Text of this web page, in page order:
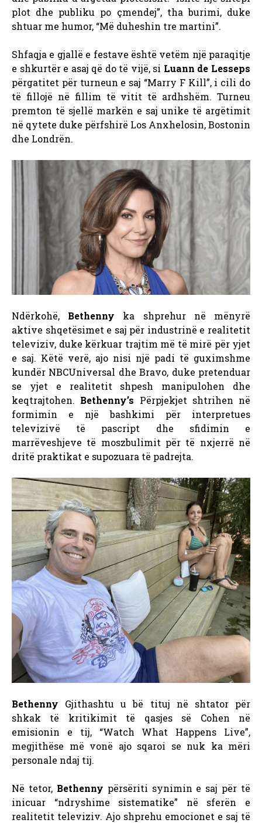
plot dhe publiku po çmendej”, tha burimi, duke
shtuar me humor, “Më duheshin tre martini”.
Shfaqja e gjallë e festave është vetëm një paraqitje
e shkurtër e asaj që do të vijë, si Luann de Lesseps
përgatitet për turneun e saj “Marry F Kill”, i cili do
të fillojë në fillim të vitit të ardhshëm. Turneu
premton të sjellë markën e saj unike të argëtimit
në qytete duke përfshirë Los Anxhelosin, Bostonin
dhe Londrën.
Ndërkohë, Bethenny ka shprehur në mënyrë
aktive shqetësimet e saj për industrinë e realitetit
televiziv, duke kërkuar trajtim më të mirë për yjet
e saj. Këtë verë, ajo nisi një padi të guximshme
kundër NBCUniversal dhe Bravo, duke pretenduar
se yjet e realitetit shpesh manipulohen dhe
keqtrajtohen. Bethenny’s Përpjekjet shtrihen në
formimin e një bashkimi për interpretues
televizivë të pascript dhe sfidimin e
marrëveshjeve të moszbulimit për të nxjerrë në
dritë praktikat e supozuara të padrejta.
Bethenny Gjithashtu u bë tituj në shtator për
shkak të kritikimit të qasjes së Cohen në
emisionin e tij, “Watch What Happens Live”,
megjithëse më vonë ajo sqaroi se nuk ka mëri
personale ndaj tij.
Në tetor, Bethenny përsëriti synimin e saj për të
inicuar “ndryshime sistematike” në sferën e
realitetit televiziv. Ajo shprehu emocionet e saj të